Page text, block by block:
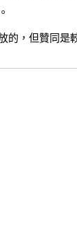
的，但贊同是